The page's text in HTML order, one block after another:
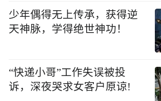
少年偶得无上传承，获得逆
天神脉，学得绝世神功！
“快递小哥”工作失误被投
诉，深夜哭求女客户原谅!